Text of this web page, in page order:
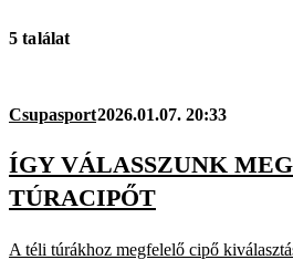
5 találat
Csupasport2026.01.07. 20:33
ÍGY VÁLASSZUNK
TÚRACIPŐT
A téli túrákhoz megfelelő cipő